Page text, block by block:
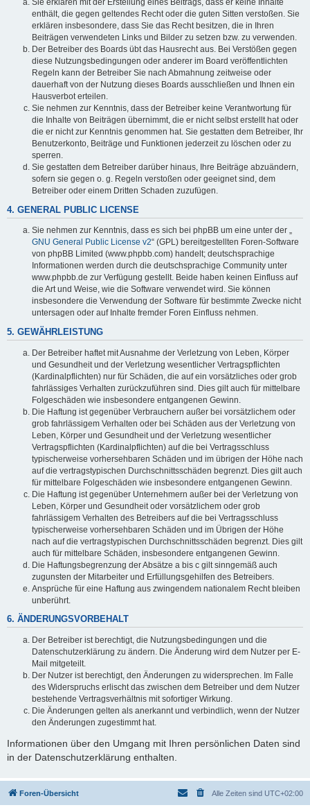
enthält, die gegen geltendes Recht oder die guten Sitten verstoßen. Sie
erklären insbesondere, dass Sie das Recht besitzen, die in Ihren
Beiträgen verwendeten Links und Bilder zu setzen bzw. zu verwenden.
Der Betreiber des Boards übt das Hausrecht aus. Bei Verstößen gegen
diese Nutzungsbedingungen oder anderer im Board veröffentlichten
Regeln kann der Betreiber Sie nach Abmahnung zeitweise oder
dauerhaft von der Nutzung dieses Boards ausschließen und Ihnen ein
Hausverbot erteilen.
Sie nehmen zur Kenntnis, dass der Betreiber keine Verantwortung für
die Inhalte von Beiträgen übernimmt, die er nicht selbst erstellt hat oder
die er nicht zur Kenntnis genommen hat. Sie gestatten dem Betreiber, Ihr
Benutzerkonto, Beiträge und Funktionen jederzeit zu löschen oder zu
sperren.
Sie gestatten dem Betreiber darüber hinaus, Ihre Beiträge abzuändern,
sofern sie gegen o. g. Regeln verstoßen oder geeignet sind, dem
Betreiber oder einem Dritten Schaden zuzufügen.
4. GENERAL PUBLIC LICENSE
Sie nehmen zur Kenntnis, dass es sich bei phpBB um eine unter der „
GNU General Public License v2“ (GPL) bereitgestellten Foren-Software
von phpBB Limited (www.phpbb.com) handelt; deutschsprachige
Informationen werden durch die deutschsprachige Community unter
www.phpbb.de zur Verfügung gestellt. Beide haben keinen Einfluss auf
die Art und Weise, wie die Software verwendet wird. Sie können
insbesondere die Verwendung der Software für bestimmte Zwecke nicht
untersagen oder auf Inhalte fremder Foren Einfluss nehmen.
5. GEWÄHRLEISTUNG
Der Betreiber haftet mit Ausnahme der Verletzung von Leben, Körper
und Gesundheit und der Verletzung wesentlicher Vertragspflichten
(Kardinalpflichten) nur für Schäden, die auf ein vorsätzliches oder grob
fahrlässiges Verhalten zurückzuführen sind. Dies gilt auch für mittelbare
Folgeschäden wie insbesondere entgangenen Gewinn.
Die Haftung ist gegenüber Verbrauchern außer bei vorsätzlichem oder
grob fahrlässigem Verhalten oder bei Schäden aus der Verletzung von
Leben, Körper und Gesundheit und der Verletzung wesentlicher
Vertragspflichten (Kardinalpflichten) auf die bei Vertragsschluss
typischerweise vorhersehbaren Schäden und im übrigen der Höhe nach
auf die vertragstypischen Durchschnittsschäden begrenzt. Dies gilt auch
für mittelbare Folgeschäden wie insbesondere entgangenen Gewinn.
Die Haftung ist gegenüber Unternehmern außer bei der Verletzung von
Leben, Körper und Gesundheit oder vorsätzlichem oder grob
fahrlässigem Verhalten des Betreibers auf die bei Vertragsschluss
typischerweise vorhersehbaren Schäden und im Übrigen der Höhe
nach auf die vertragstypischen Durchschnittsschäden begrenzt. Dies gilt
auch für mittelbare Schäden, insbesondere entgangenen Gewinn.
Die Haftungsbegrenzung der Absätze a bis c gilt sinngemäß auch
zugunsten der Mitarbeiter und Erfüllungsgehilfen des Betreibers.
Ansprüche für eine Haftung aus zwingendem nationalem Recht bleiben
unberührt.
6. ÄNDERUNGSVORBEHALT
Der Betreiber ist berechtigt, die Nutzungsbedingungen und die
Datenschutzerklärung zu ändern. Die Änderung wird dem Nutzer per E-
Mail mitgeteilt.
Der Nutzer ist berechtigt, den Änderungen zu widersprechen. Im Falle
des Widerspruchs erlischt das zwischen dem Betreiber und dem Nutzer
bestehende Vertragsverhältnis mit sofortiger Wirkung.
Die Änderungen gelten als anerkannt und verbindlich, wenn der Nutzer
den Änderungen zugestimmt hat.
Informationen über den Umgang mit Ihren persönlichen Daten sind
in der Datenschutzerklärung enthalten.
Foren-Übersicht Alle Zeiten sind UTC+02:00